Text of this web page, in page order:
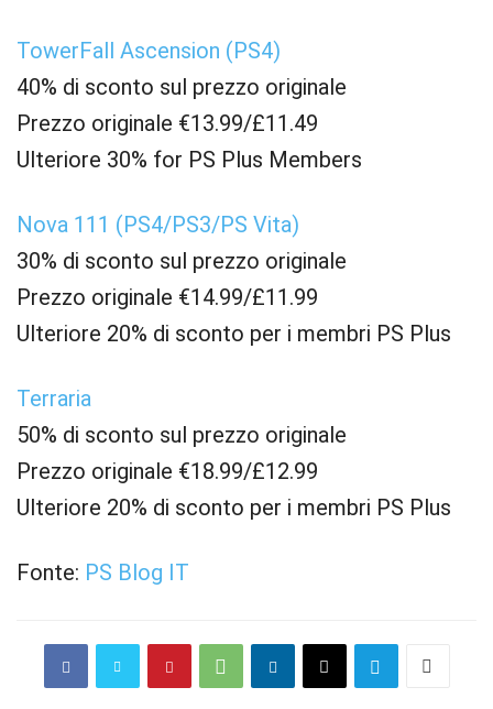
TowerFall Ascension (PS4)
40% di sconto sul prezzo originale
Prezzo originale €13.99/£11.49
Ulteriore 30% for PS Plus Members
Nova 111 (PS4/PS3/PS Vita)
30% di sconto sul prezzo originale
Prezzo originale €14.99/£11.99
Ulteriore 20% di sconto per i membri PS Plus
Terraria
50% di sconto sul prezzo originale
Prezzo originale €18.99/£12.99
Ulteriore 20% di sconto per i membri PS Plus
Fonte: PS Blog IT